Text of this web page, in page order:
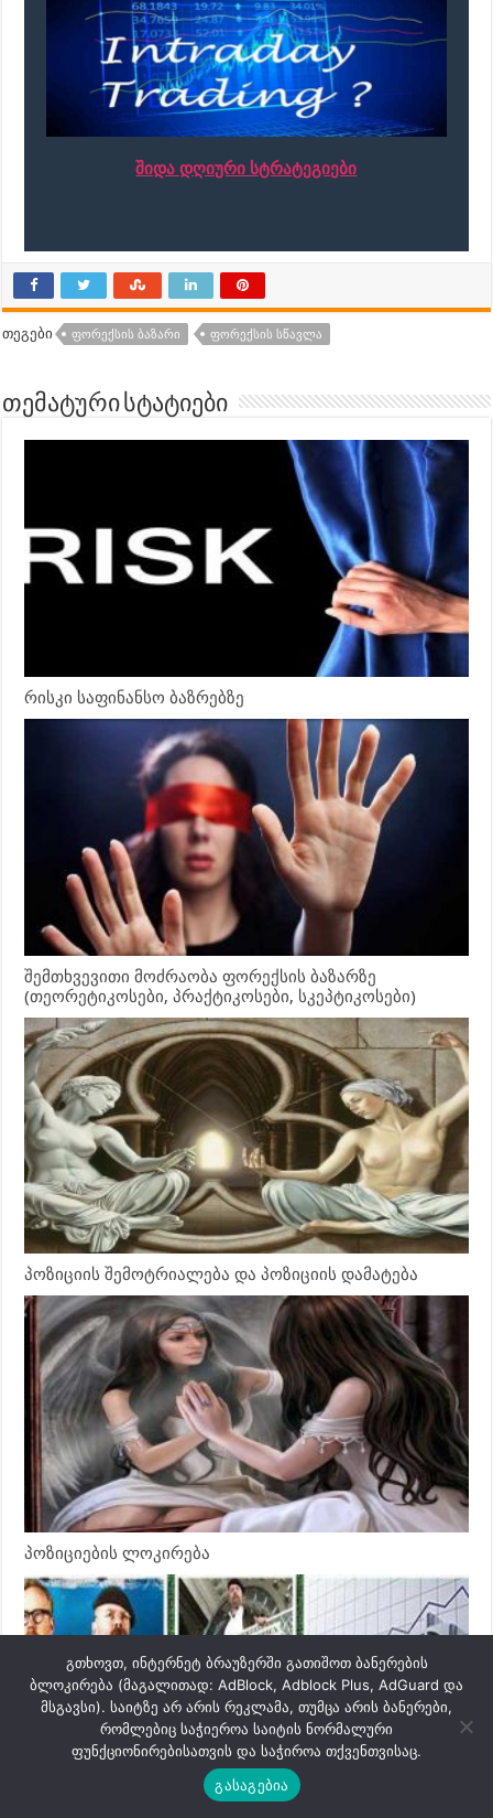
შიდა დღიური სტრატეგიები
თეგები ᲤᲝᲠᲔᲥᲡᲘᲡ ᲑᲐᲖᲐᲠᲘ ᲤᲝᲠᲔᲥᲡᲘᲡ ᲡᲬᲐᲕᲚᲐ
თემატური სტატიები
რისკი საფინანსო ბაზრებზე
შემთხვევითი მოძრაობა ფორექსის ბაზარზე
(თეორეტიკოსები, პრაქტიკოსები, სკეპტიკოსები)
პოზიციის შემოტრიალება და პოზიციის დამატება
პოზიციების ლოკირება
გთხოვთ, ინტერნეტ ბრაუზერში გათიშოთ ბანერების
ბლოკირება (მაგალითად: AdBlock, Adblock Plus, AdGuard და
მსგავსი). საიტზე არ არის რეკლამა, თუმცა არის ბანერები,
რომლებიც საჭიეროა საიტის ნორმალური
ფუნქციონირებისათვის და საჭიროა თქვენთვისაც.
გასაგებია